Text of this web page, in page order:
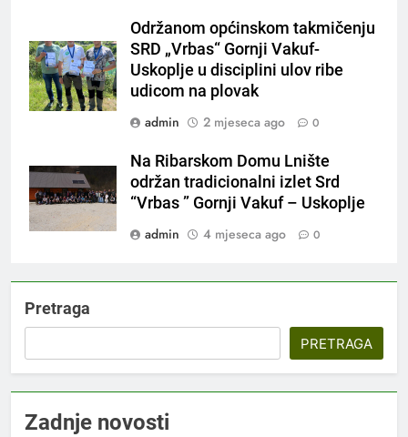
Održanom općinskom takmičenju
SRD „Vrbas“ Gornji Vakuf-
Uskoplje u disciplini ulov ribe
udicom na plovak
admin
2 mjeseca ago 0
Na Ribarskom Domu Lnište
održan tradicionalni izlet Srd
“Vrbas ” Gornji Vakuf – Uskoplje
admin
4 mjeseca ago 0
Pretraga
PRETRAGA
Zadnje novosti